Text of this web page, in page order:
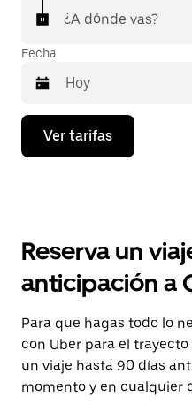
¿A dónde vas?
Fecha
Presiona
flecha
el
y
selecciona
una
fecha.
Presiona
la
tecla Esc
para
Ver tarifas
Reserva un
anticipación a
Para que hagas todo lo
con Uber para el
un viaje hasta 90 días
momento y en cualquier